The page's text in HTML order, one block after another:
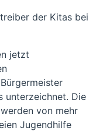
der Kitas bei
jetzt
unterzeichnet. Die
von mehr
Jugendhilfe